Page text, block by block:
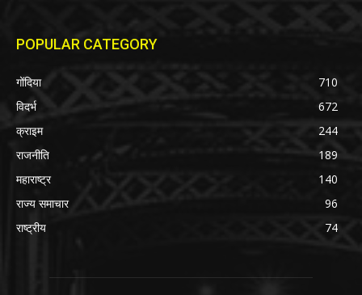
POPULAR CATEGORY
गोंदिया
710
विदर्भ
672
क्राइम
244
राजनीति
189
महाराष्ट्र
140
राज्य समाचार
96
राष्ट्रीय
74